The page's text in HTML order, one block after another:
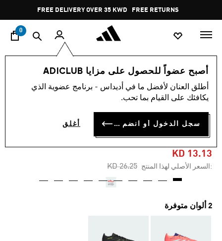
Pause
promotion
rotation
FREE DELIVERY OVER 35 KWD FREE RETURNS
0
أصبح عضواً للحصول على مزايا ADICLUB
أطلق العنان لأفضل ما في أديداس - برنامج عضوية الذي
يكافئك على القيام بما تحب.
سجل الدخول أو انضم الآن أغلق
الأطفال أحذية
-45%
حذاء PREDATOR LEAGUE
TURF للأطفال
KD 13.13
:السعر الأصلي لهذا المنتج Price reduced from
KD 26.25
to
2 ألوان متوفرة